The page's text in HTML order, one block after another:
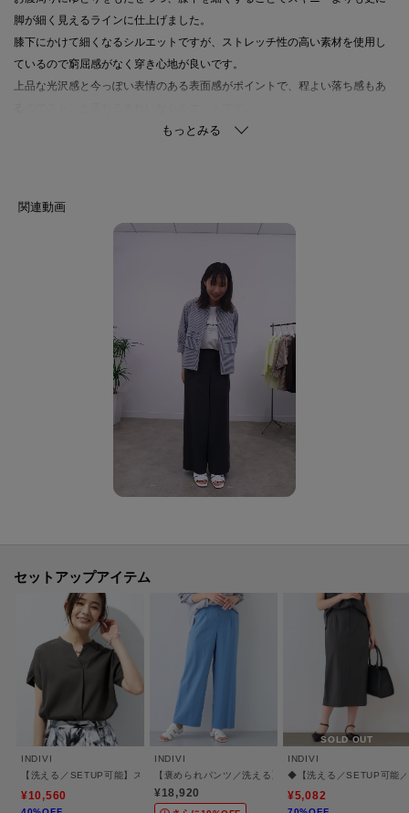
脚が細く見えるラインに仕上げました。
膝下にかけて細くなるシルエットですが、ストレッチ性の高い素材を使用し
ているので窮屈感がなく穿き心地が良いです。
上品な光沢感と今っぽい表情のある表面感がポイントで、程よい落ち感もあ
忙しい朝でも簡単にこなれた通勤スタイルが決まるシリーズです。
強撚糸を使用しキュプラ本来の光沢感を抑え、深みのある発色と微光沢性を
ナイロン糸を加えた事でシボ感とさらりとした風合いがあります。
着心地にこだわり、ストレッチ性があります。
・裏地：オフホワイト（003） ライトグレー（011） ライトイエロー（030）
・裏地（ひざ丈）：ベージュ（052）のみ
伸縮性：ややあり
洗濯方法：洗濯機洗い可
【カラーについて】
・ネイビー（093）とネイビー（094）の違いについて
2024年より、ネイビーのカラー品番表記が（094）に変更となりました。カ
ラー自体の違いはございません。
-・-・-・-・-・-・-・-・-・-・-・-・-・-・-・-・-・-・-・-・-・-
■気になるアイテムは『お気に入り登録』がおすすめです！■
セットアップアイテム
INDIVI
【洗える／SETUP可能】スキッパーブラウス
¥10,560
INDIVI
【褒められパンツ／洗える】ウエストゴムワイドタック
¥18,920
SOLD OUT
INDIVI
◆【洗える／SETUP可能
¥5,082